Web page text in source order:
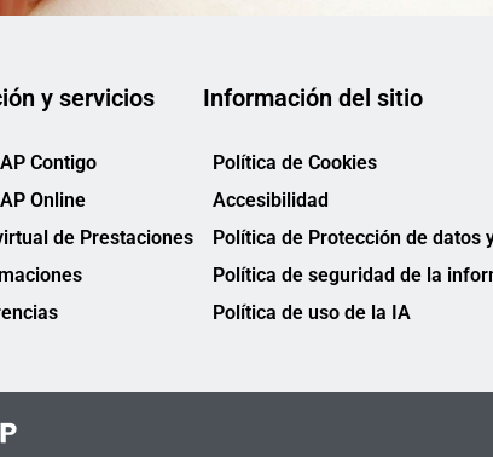
y servicios
Contigo
Online
de Prestaciones
Información del sitio
Política de Cookies
Accesibilidad
Política de Protección de datos
Política de seguridad de la
Política de uso de la IA